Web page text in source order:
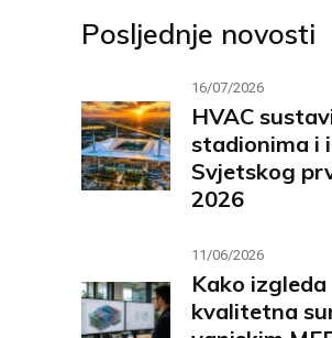
Posljednje novosti
16/07/2026
HVAC
stadionima i
Svjetskog
2026
11/06/2026
Kako izgleda
kvalitetna